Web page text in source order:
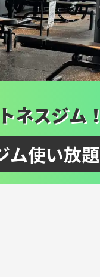
ネスジム！
ム使い放題